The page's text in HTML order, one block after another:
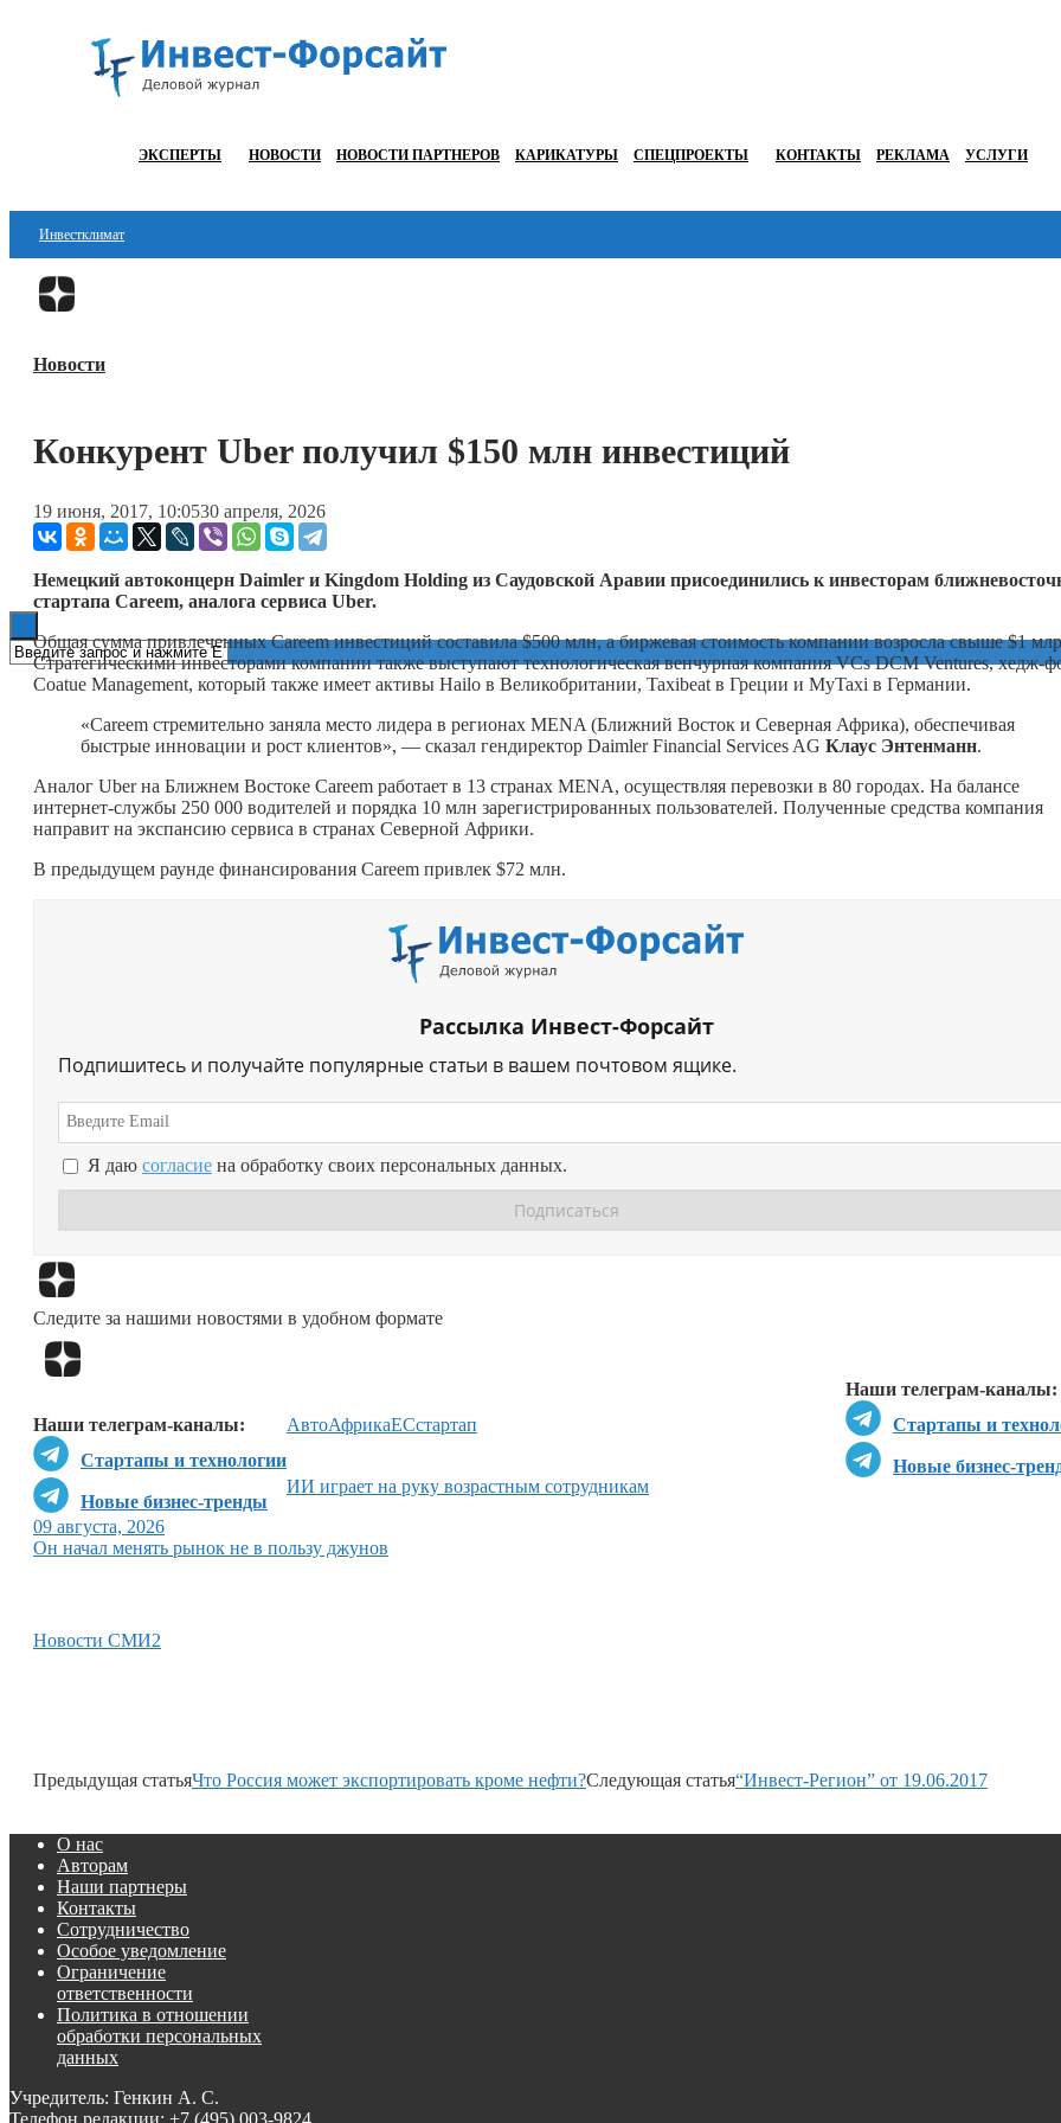
ЭКСПЕРТЫ НОВОСТИ НОВОСТИ ПАРТНЕРОВ КАРИКАТУРЫ СПЕЦПРОЕКТЫ КОНТАКТЫ РЕКЛАМА УСЛУГИ
Инвестклимат
Финансы
Блокчейн
ESG
Новости
Конкурент Uber получил $150 млн инвестиций
19 июня, 2017, 10:0530 апреля, 2026
Немецкий автоконцерн Daimler и Kingdom Holding из Саудовской Аравии присоединились к инвесторам
стартапа Careem, аналога сервиса Uber.
Общая сумма привлеченных Careem инвестиций составила $500 млн, а биржевая стоимость компании возросла свыше $1
Стратегическими инвесторами компании также выступают технологическая венчурная компания VCs DCM Ventures, хедж-
Coatue Management, который также имеет активы Hailo в Великобритании, Taxibeat в Греции и MyTaxi в Германии.
«Careem стремительно заняла место лидера в регионах MENA (Ближний Восток и Северная Африка), обеспечивая
быстрые инновации и рост клиентов», — сказал гендиректор Daimler Financial Services AG Клаус Энтенманн.
Аналог Uber на Ближнем Востоке Careem работает в 13 странах MENA, осуществляя перевозки в 80 городах. На балансе
интернет-службы 250 000 водителей и порядка 10 млн зарегистрированных пользователей. Полученные средства компания
направит на экспансию сервиса в странах Северной Африки.
В предыдущем раунде финансирования Careem привлек $72 млн.
Рассылка Инвест-Форсайт
Подпишитесь и получайте популярные статьи в вашем почтовом ящике.
Я даю согласие на обработку своих персональных данных.
Следите за нашими новостями в удобном формате
Наши телеграм-каналы:
Стартапы и
Новые бизнес-
Наши телеграм-каналы:
Стартапы и технологии
Новые бизнес-тренды
АвтоАфрикаЕСстартап
ИИ играет на руку возрастным сотрудникам
09 августа, 2026
Он начал менять рынок не в пользу джунов
Новости СМИ2
Предыдущая статьяЧто Россия может экспортировать кроме нефти?Следующая статья“Инвест-Регион” от 19.06.2017
О нас
Авторам
Наши партнеры
Контакты
Сотрудничество
Особое уведомление
Ограничение
ответственности
Политика в отношении
обработки персональных
данных
Учредитель: Генкин А. С.